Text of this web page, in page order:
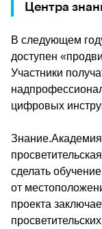
Центра
В следующем
доступен
Участники
цифровых
сделать
от
проекта